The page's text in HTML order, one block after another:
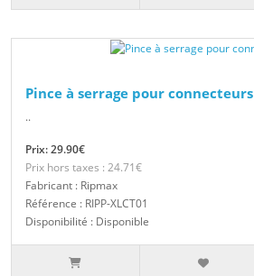
Pince à serrage pour connecteurs
..
Prix: 29.90€
Prix hors taxes : 24.71€
Fabricant : Ripmax
Référence : RIPP-XLCT01
Disponibilité : Disponible